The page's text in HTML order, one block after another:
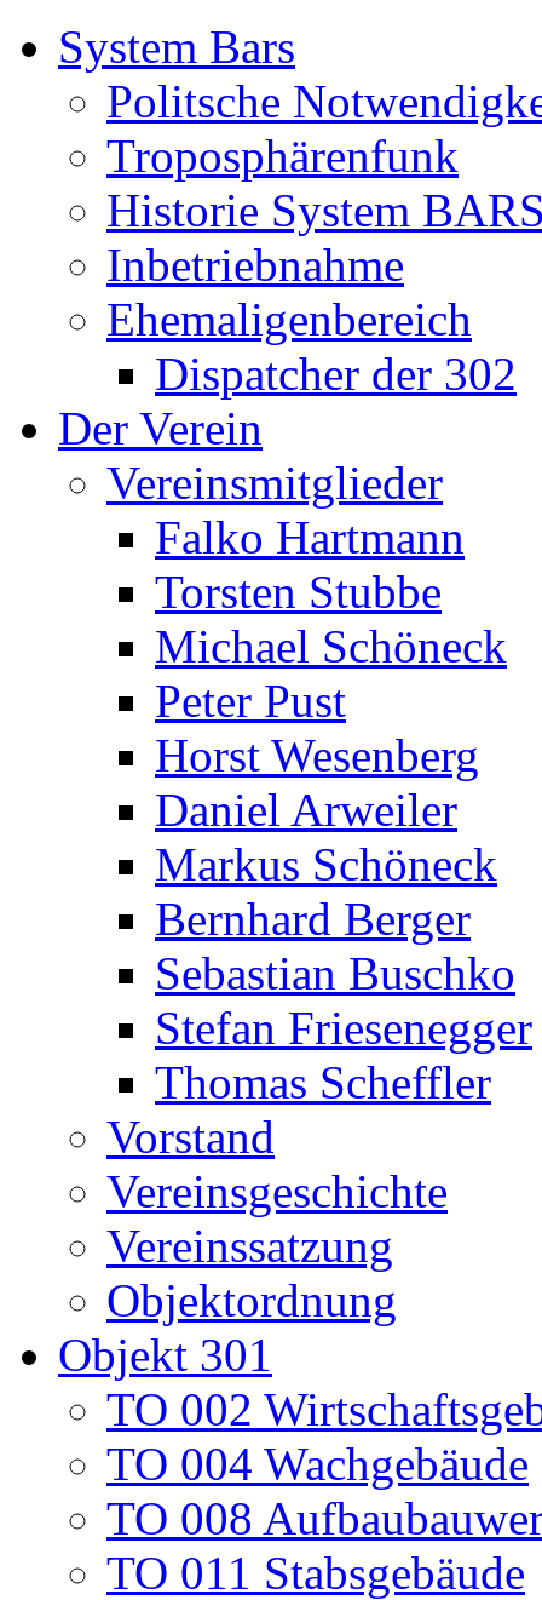
System Bars
Politsche
Troposphärenfunk
Historie System
Inbetriebnahme
Ehemaligenbereich
Dispatcher der 302
Der Verein
Vereinsmitglieder
Falko Hartmann
Torsten Stubbe
Michael Schöneck
Peter Pust
Horst Wesenberg
Daniel Arweiler
Markus Schöneck
Bernhard Berger
Sebastian Buschko
Stefan Friesenegger
Thomas Scheffler
Vorstand
Vereinsgeschichte
Vereinssatzung
Objektordnung
Objekt 301
TO 002
TO 004 Wachgebäude
TO 008
TO 011 Stabsgebäude